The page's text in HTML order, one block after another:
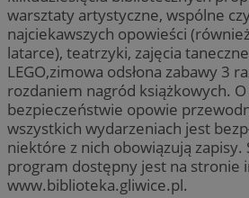
warsztaty artystyczne, wspólne
najciekawszych opowieści
latarce), teatrzyki, zajęcia
LEGO,zimowa odsłona zabawy 3
rozdaniem nagród książkowych.
bezpieczeństwie opowie
wszystkich wydarzeniach jest
niektóre z nich obowiązują zapisy.
program dostępny jest na stronie
www.biblioteka.gliwice.pl.